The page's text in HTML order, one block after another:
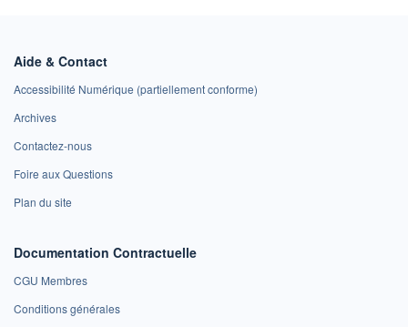
Aide & Contact
Accessibilité Numérique (partiellement conforme)
Archives
Contactez-nous
Foire aux Questions
Plan du site
Documentation Contractuelle
CGU Membres
Conditions générales